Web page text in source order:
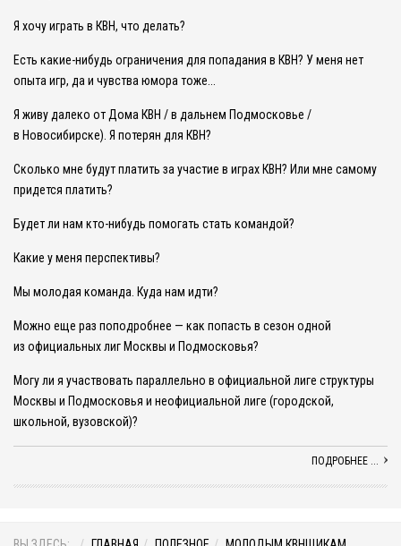
Я хочу играть в КВН, что делать?
Есть какие-нибудь ограничения для попадания в КВН? У меня нет
опыта игр, да и чувства юмора тоже...
Я живу далеко от Дома КВН / в дальнем Подмосковье /
в Новосибирске). Я потерян для КВН?
Сколько мне будут платить за участие в играх КВН? Или мне самому
придется платить?
Будет ли нам кто-нибудь помогать стать командой?
Какие у меня перспективы?
Мы молодая команда. Куда нам идти?
Можно еще раз поподробнее — как попасть в сезон одной
из официальных лиг Москвы и Подмосковья?
Могу ли я участвовать параллельно в официальной лиге структуры
Москвы и Подмосковья и неофициальной лиге (городской,
школьной, вузовской)?
ПОДРОБНЕЕ ...